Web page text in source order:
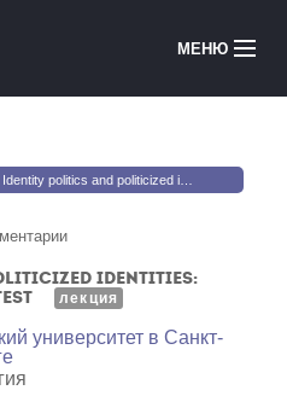
МЕНЮ
Медиатека
Courses in English
Войти
Identity politics and politicized identities: Identification and protest
identities:
лекция
университет в Санкт-